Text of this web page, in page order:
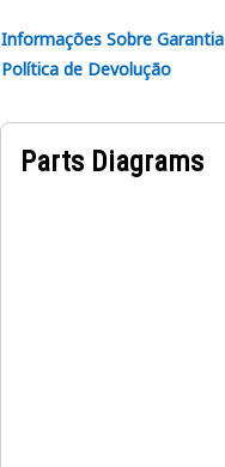
Informações Sobre Garantia
Política de Devolução
Parts Diagrams